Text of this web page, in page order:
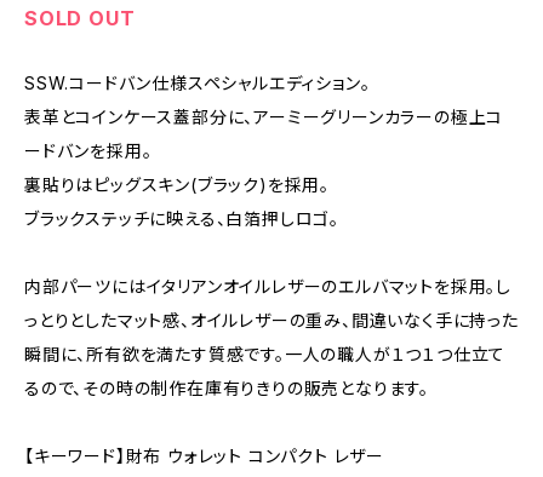
SOLD OUT
SSW.コードバン仕様スペシャルエディション。
表革とコインケース蓋部分に、アーミーグリーンカラーの極上コ
ードバンを採用。
裏貼りはピッグスキン(ブラック)を採用。
ブラックステッチに映える、白箔押しロゴ。
内部パーツにはイタリアンオイルレザーのエルバマットを採用。し
っとりとしたマット感、オイルレザーの重み、間違いなく手に持った
瞬間に、所有欲を満たす質感です。一人の職人が１つ１つ仕立て
るので、その時の制作在庫有りきりの販売となります。
【キーワード】財布 ウォレット コンパクト レザー